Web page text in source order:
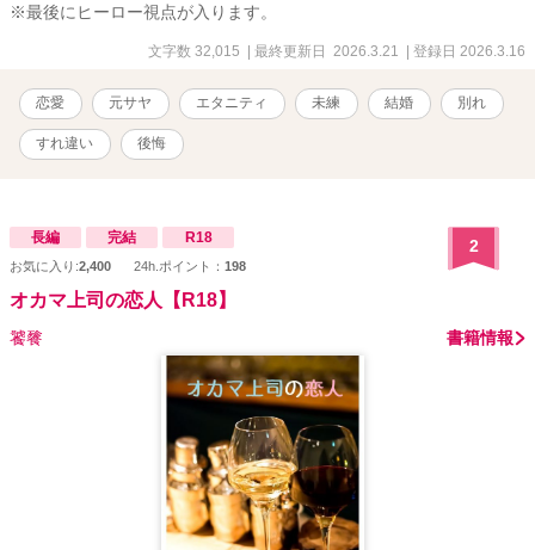
※最後にヒーロー視点が入ります。
文字数 32,015 | 最終更新日 2026.3.21 | 登録日 2026.3.16
恋愛 元サヤ エタニティ 未練 結婚 別れ
すれ違い 後悔
長編 完結 R18
お気に入り:2,400 24h.ポイント： 198
2
オカマ上司の恋人【R18】
饕餮 書籍情報